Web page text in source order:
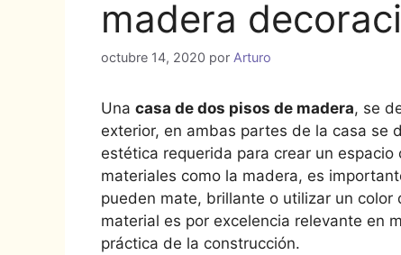
madera
octubre 14, 2020 por Arturo
Una casa de dos pisos de madera, se
exterior, en ambas partes de la casa se
estética requerida para crear un
materiales como la madera, es
pueden mate, brillante o utilizar un color
material es por excelencia relevante en
práctica de la construcción.